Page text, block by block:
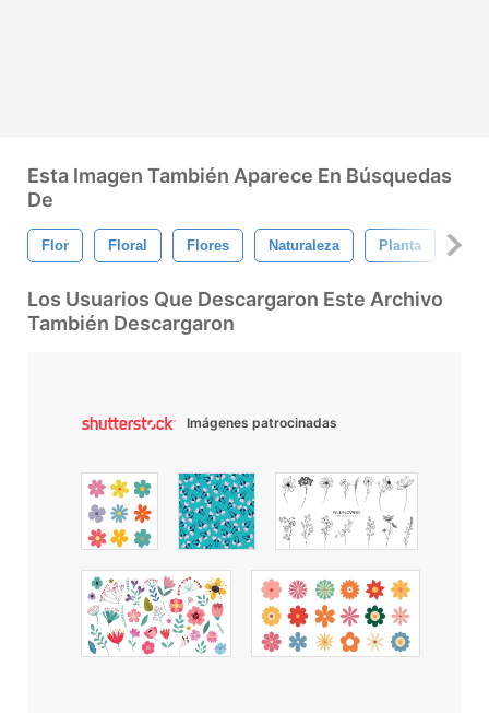
Esta Imagen También Aparece En Búsquedas
De
Flor Floral Flores Naturaleza Planta
Los Usuarios Que Descargaron Este Archivo
También Descargaron
Imágenes patrocinadas